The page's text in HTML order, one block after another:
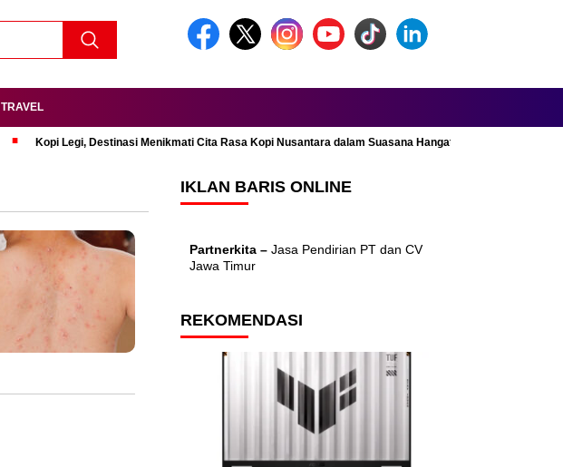
TRAVEL
Kopi Legi, Destinasi Menikmati Cita Rasa Kopi Nusantara dalam Suasana Hangat dan Nyaman
IKLAN BARIS ONLINE
Partnerkita – Jasa Pendirian PT dan CV
Jawa Timur
REKOMENDASI